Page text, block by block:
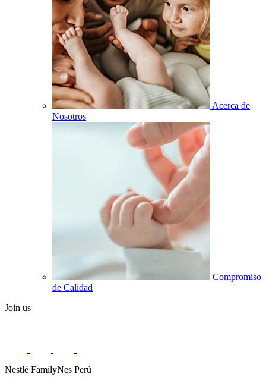
Acerca de
Nosotros
Compromiso
de Calidad
Join us
Nestlé FamilyNes Perú